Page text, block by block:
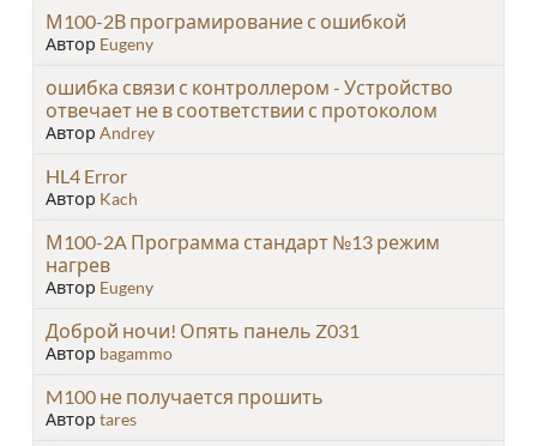
М100-2В програмирование с ошибкой
Автор Eugeny
ошибка связи с контроллером - Устройство
отвечает не в соответствии с протоколом
Автор Andrey
HL4 Error
Автор Kach
М100-2A Программа стандарт №13 режим
нагрев
Автор Eugeny
Доброй ночи! Опять панель Z031
Автор bagammo
M100 не получается прошить
Автор tares